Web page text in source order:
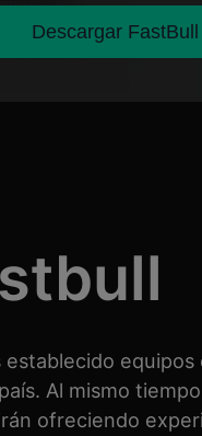
Descargar FastBull
Al mismo
ofreciendo